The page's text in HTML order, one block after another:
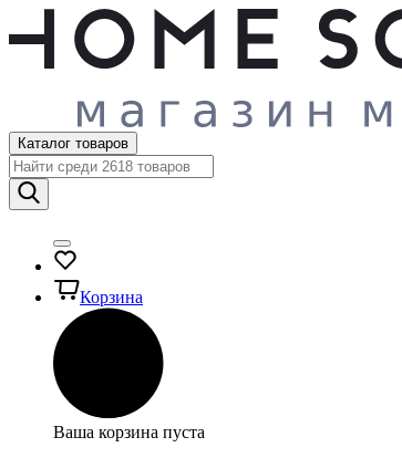
Каталог товаров
Корзина
Ваша корзина пуста